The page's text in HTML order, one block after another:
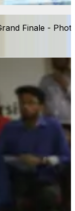
Finale -